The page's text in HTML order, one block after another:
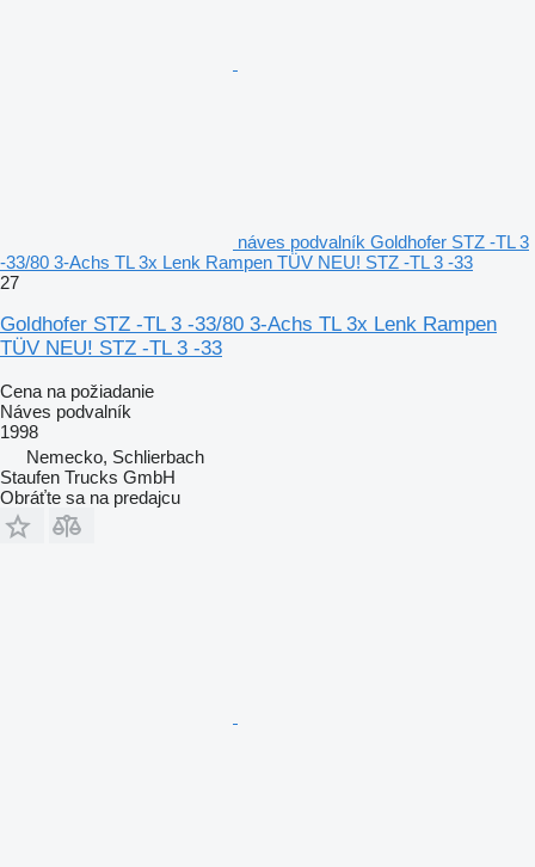
náves podvalník Goldhofer STZ -TL 3
-33/80 3-Achs TL 3x Lenk Rampen TÜV NEU! STZ -TL 3 -33
27
Goldhofer STZ -TL 3 -33/80 3-Achs TL 3x Lenk Rampen
TÜV NEU! STZ -TL 3 -33
Cena na požiadanie
Náves podvalník
1998
Nemecko, Schlierbach
Staufen Trucks GmbH
Obráťte sa na predajcu